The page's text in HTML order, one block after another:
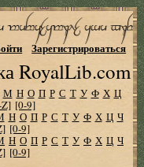
RoyalLib.com
Зарегистрироваться
М Н О П Р С Т У Ф Х Ц
[0-9]
Н О П Р С Т У Ф Х Ц Ч
[0-9]
Н О П Р С Т У Ф Х Ц Ч
[0-9]